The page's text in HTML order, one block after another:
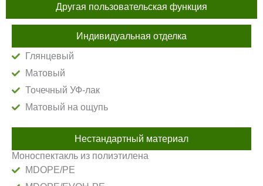
Другая пользовательская функция
Индивидуальная отделка
Глянцевый
Матовый
Точечный УФ-лак
Матовый на ощупь
Нестандартный материал
Моноспектакль из полиэтилена
MDOPE/PE